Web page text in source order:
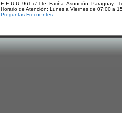
E.E.U.U. 961 c/ Tte. Fariña. Asunción, Paraguay -
Horario de Atención: Lunes a Viernes de 07:00 a
Preguntas Frecuentes